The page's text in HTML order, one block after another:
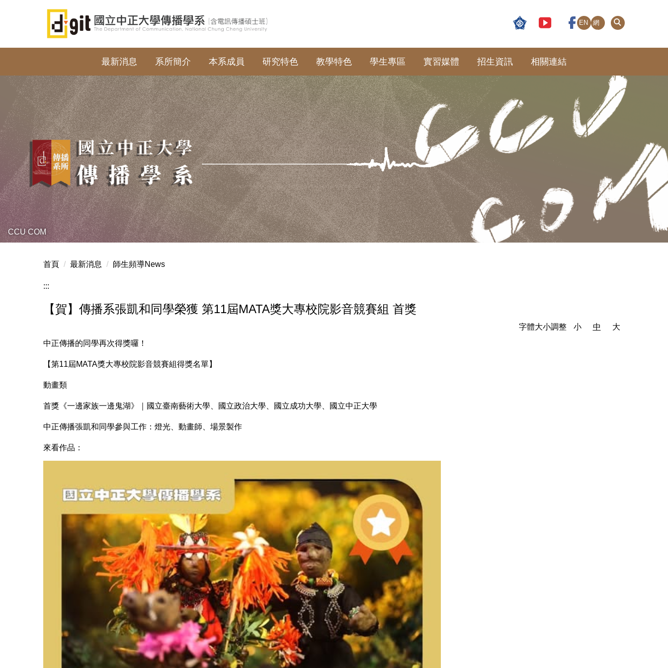
區
EN
網
最新消息 系所簡介 本系成員 研究特色 教學特色 學生專區 實習媒體 招生資訊 相關連結
CCU COM
首頁 最新消息 師生頻導News
:::
【賀】傳播系張凱和同學榮獲 第11屆MATA獎大專校院影音競賽組 首獎
字體大小調整 小 中
大
中正傳播的同學再次得獎囉！
【第11屆MATA獎大專校院影音競賽組得獎名單】
動畫類
首獎《一邊家族一邊鬼湖》｜國立臺南藝術大學、國立政治大學、國立成功大學、國立中正大學
中正傳播張凱和同學參與工作：燈光、動畫師、場景製作
來看作品 ：